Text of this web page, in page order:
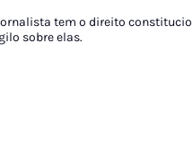
jornalista tem o direito
sobre elas.